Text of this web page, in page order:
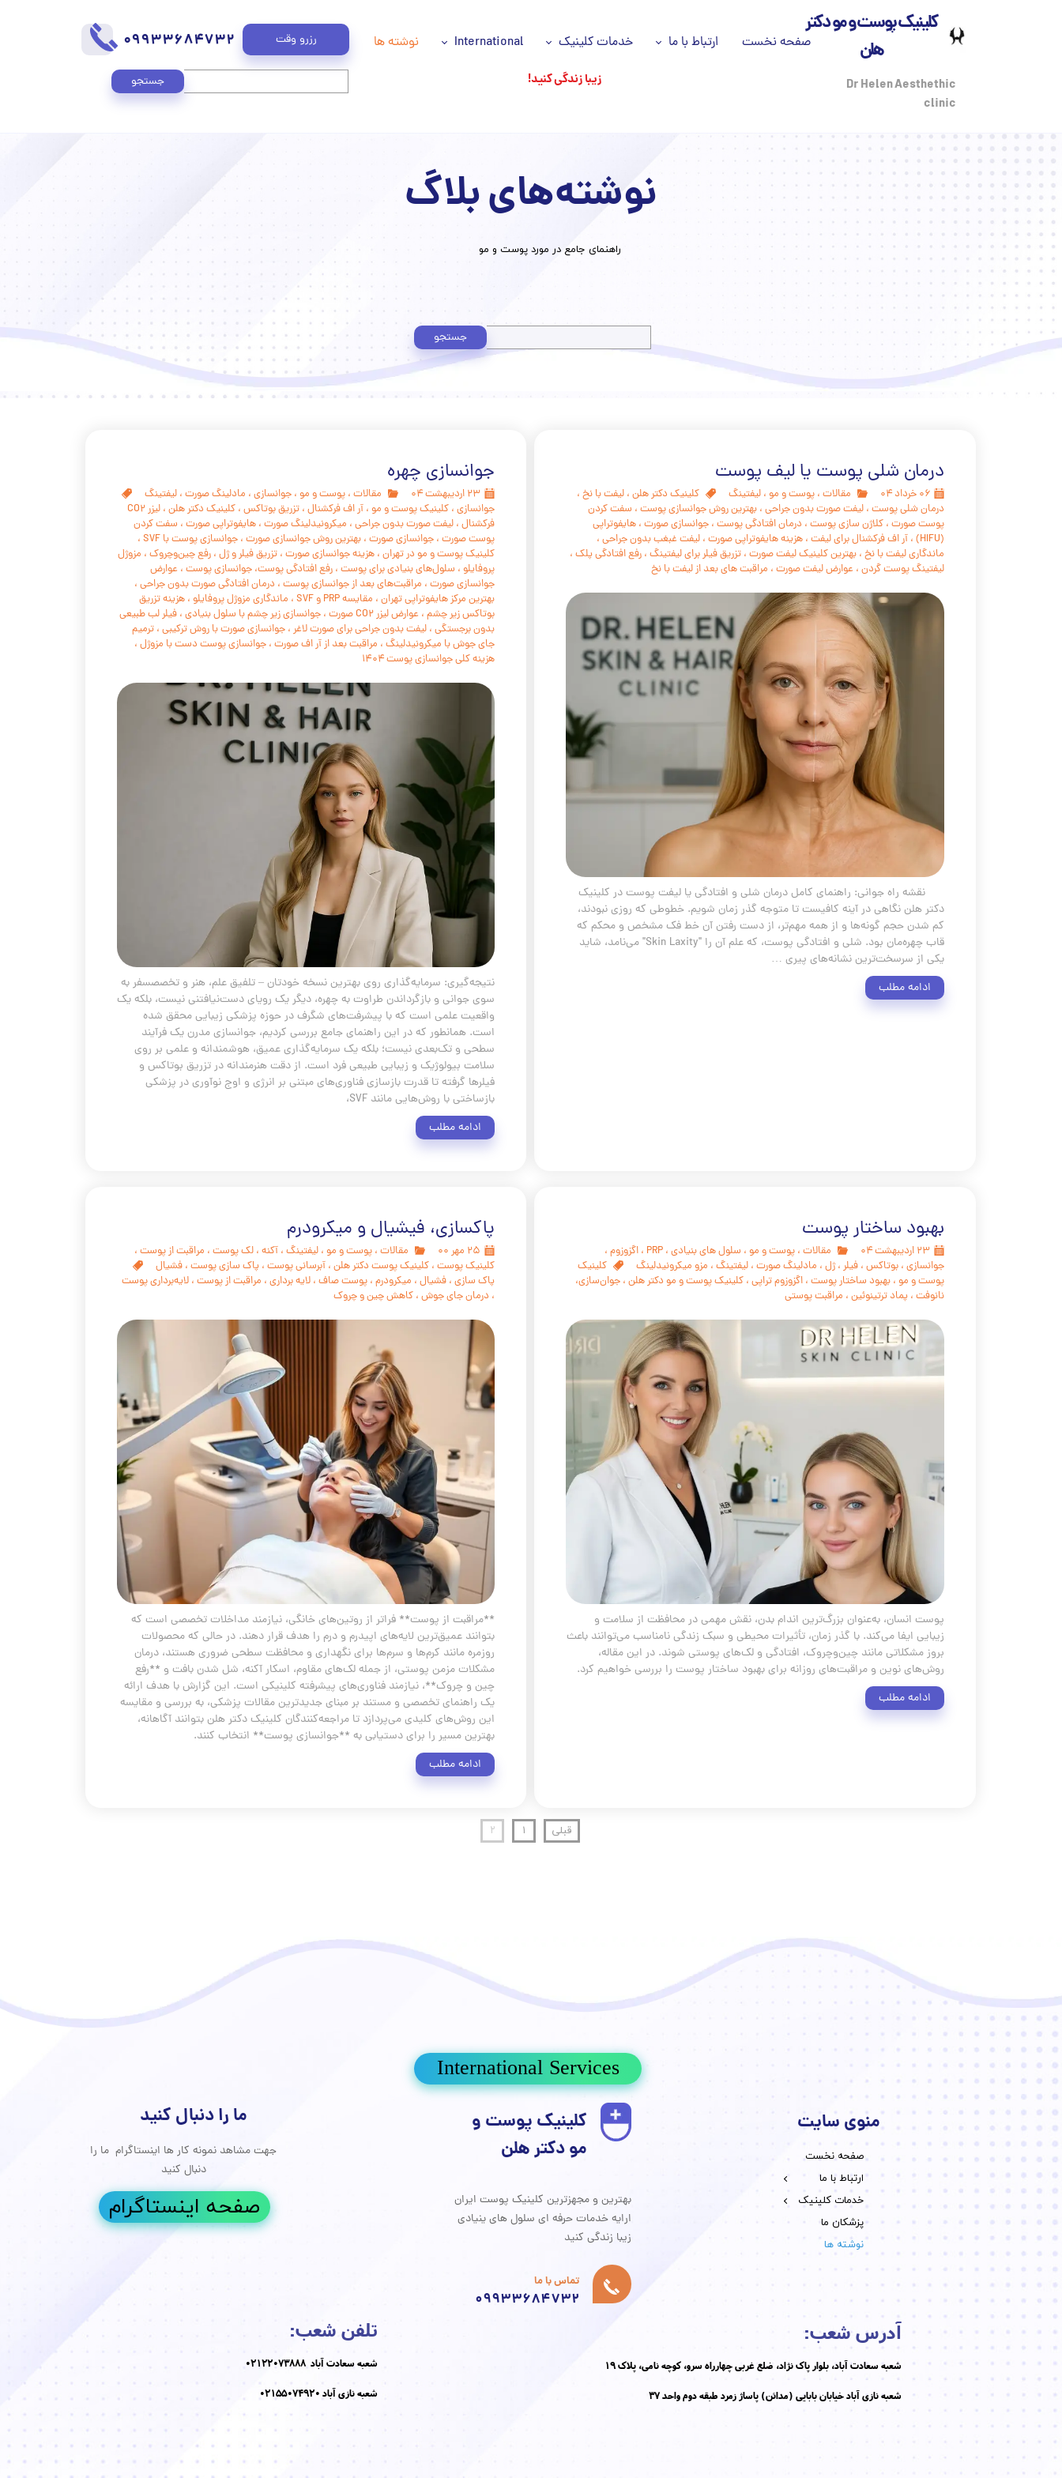
Dr Helen Aesthethic
clinic
کلینیک پوست و مو دکتر
هلن
رزرو وقت 09933684732 صفحه نخست ارتباط با ما خدمات کلینیک
خدمات ما
جوانسازی پوست
تزریقات زیبایی
پاکسازی تخصصی پوست
International نوشته ها
جستجو زیبا زندگی کنید!
نوشته‌های بلاگ
جستجو
​راهنمای جامع در مورد پوست و مو
درمان شلی پوست یا لیف پوست
۰۶ خرداد ۰۴ مقالات ،پوست و مو ،لیفتینگ کلینیک دکتر هلن ،لیفت با نخ ،
درمان شلی پوست ،لیفت صورت بدون جراحی ،بهترین روش جوانسازی پوست ، سفت کردن
پوست صورت ،کلاژن سازی پوست ، درمان افتادگی پوست ،جوانسازی صورت ،هایفوتراپی
(HIFU)
،آر اف فرکشنال برای لیفت ،هزینه هایفوتراپی صورت ،لیفت غبغب بدون جراحی ،
ماندگاری لیفت با نخ ،بهترین کلینیک لیفت صورت ،تزریق فیلر برای لیفتینگ ،رفع افتادگی پلک ،
لیفتینگ پوست گردن ، عوارض لیفت صورت ، مراقبت های بعد از لیفت با نخ
نقشه راه جوانی: راهنمای کامل درمان شلی و افتادگی یا لیفت پوست در کلینیک
دکتر هلن نگاهی در آینه کافیست تا متوجه گذر زمان شویم. خطوطی که روزی نبودند،
کم شدن حجم گونه‌ها و از همه مهم‌تر، از دست رفتن آن خط فک مشخص و محکم که
قاب چهره‌مان بود. شلی و افتادگی پوست، که علم آن را "Skin Laxity" می‌نامد، شاید
یکی از سرسخت‌ترین نشانه‌های پیری …
ادامه مطلب
جوانسازی چهره
۲۳ اردیبهشت ۰۴ مقالات ، پوست و مو ، جوانسازی ، مادلینگ صورت ، لیفتینگ
جوانسازی ، کلینیک پوست و مو ، آر اف فرکشنال ، تزریق بوتاکس ، کلینیک دکتر هلن ،
لیزر CO2
فرکشنال ، لیفت صورت بدون جراحی ، میکرونیدلینگ صورت ، هایفوتراپی صورت ، سفت کردن
پوست صورت ، جوانسازی صورت ، بهترین روش جوانسازی صورت ، جوانسازی پوست با SVF
،
کلینیک پوست و مو در تهران ، هزینه جوانسازی صورت ، تزریق فیلر و ژل ، رفع چین‌وچروک ، مزوژل
پروفایلو ، سلول‌های بنیادی برای پوست ، رفع افتادگی پوست، جوانسازی پوست ، عوارض
جوانسازی صورت ، مراقبت‌های بعد از جوانسازی پوست ، درمان افتادگی صورت بدون جراحی ،
بهترین مرکز هایفوتراپی تهران ، مقایسه PRP و SVF ، ماندگاری مزوژل پروفایلو ، هزینه تزریق
بوتاکس زیر چشم ، عوارض لیزر CO2 صورت ، جوانسازی زیر چشم با سلول بنیادی ، فیلر لب طبیعی
بدون برجستگی ، لیفت بدون جراحی برای صورت لاغر ، جوانسازی صورت با روش ترکیبی ، ترمیم
جای جوش با میکرونیدلینگ ، مراقبت بعد از آر اف صورت ، جوانسازی پوست دست با مزوژل ،
هزینه کلی جوانسازی پوست ۱۴۰۴
نتیجه‌گیری: سرمایه‌گذاری روی بهترین نسخه خودتان – تلفیق علم، هنر و تخصصسفر به
سوی جوانی و بازگرداندن طراوت به چهره، دیگر یک رویای دست‌نیافتنی نیست، بلکه یک
واقعیت علمی است که با پیشرفت‌های شگرف در حوزه پزشکی زیبایی محقق شده
است. همانطور که در این راهنمای جامع بررسی کردیم، جوانسازی مدرن یک فرآیند
سطحی و تک‌بعدی نیست؛ بلکه یک سرمایه‌گذاری عمیق، هوشمندانه و علمی بر روی
سلامت بیولوژیک و زیبایی طبیعی فرد است. از دقت هنرمندانه در تزریق بوتاکس و
فیلرها گرفته تا قدرت بازسازی فناوری‌های مبتنی بر انرژی و اوج نوآوری در پزشکی
بازساختی با روش‌هایی مانند SVF،
ادامه مطلب
بهبود ساختار پوست
۲۳ اردیبهشت ۰۴ مقالات ،پوست و مو ، سلول های بنیادی ،PRP ،اگزوزوم ،
جوانسازی ،بوتاکس ،فیلر ،ژل ، مادلینگ صورت ،لیفتینگ ، مزو میکرونیدلینگ
کلینیک
پوست و مو ،بهبود ساختار پوست ،اگزوزوم تراپی ،کلینیک پوست و مو دکتر هلن ،جوان‌سازی،
نانوفت ،پماد ترتینوئین ، مراقبت پوستی
پوست انسان، به‌عنوان بزرگ‌ترین اندام بدن، نقش مهمی در محافظت از سلامت و
زیبایی ایفا می‌کند. با گذر زمان، تأثیرات محیطی و سبک زندگی نامناسب می‌توانند باعث
بروز مشکلاتی مانند چین‌وچروک، افتادگی و لک‌های پوستی شوند. در این مقاله،
روش‌های نوین و مراقبت‌های روزانه برای بهبود ساختار پوست را بررسی خواهیم کرد.
ادامه مطلب
پاکسازی، فیشیال و میکرودرم
۲۵ مهر ۰۰ مقالات ، پوست و مو ، لیفتینگ ، آکنه ، لک پوست ، مراقبت از پوست ،
کلینیک پوست ، کلینیک پوست دکتر هلن ، آبرسانی پوست ، پاک سازی پوست ، فشیال
پاک سازی ، فشیال ، میکرودرم ، پوست صاف ، لایه برداری ، مراقبت از پوست ، لایه‌برداری پوست
، درمان جای جوش ، کاهش چین و چروک
**مراقبت از پوست** فراتر از روتین‌های خانگی، نیازمند مداخلات تخصصی است که
بتوانند عمیق‌ترین لایه‌های اپیدرم و درم را هدف قرار دهند. در حالی که محصولات
روزمره مانند کرم‌ها و سرم‌ها برای نگهداری و محافظت سطحی ضروری هستند، درمان
مشکلات مزمن پوستی، از جمله لک‌های مقاوم، اسکار آکنه، شل شدن بافت و **رفع
چین و چروک**، نیازمند فناوری‌های پیشرفته کلینیکی است. این گزارش با هدف ارائه
یک راهنمای تخصصی و مستند بر مبنای جدیدترین مقالات پزشکی، به بررسی و مقایسه
این روش‌های کلیدی می‌پردازد تا مراجعه‌کنندگان کلینیک دکتر هلن بتوانند آگاهانه،
بهترین مسیر را برای دستیابی به **جوانسازی پوست** انتخاب کنند.
ادامه مطلب
قبلی ۱ ۲
کلینیک پوست و
مو دکتر هلن
بهترین و مجهزترین کلینیک پوست ایران
ارایه خدمات حرفه ای سلول های ینیادی
​​​​​​​زیبا زندگی کنید
تماس با ما
09933684732
جهت مشاهد نمونه کار ها اینستاگرام ما را
دنبال کنید
ما را دنبال کنید
صفحه اینستاگرام
منوی سایت
صفحه نخست
ارتباط با ما
بیانیه حریم خصوصی
خدمات کلینیک
سلول های بنیادی
برداشتن خال و درمان لک و جوش
پزشکان ما
نوشته ها
آدرس شعب:
شعبه سعادت آباد، بلوار پاک نژاد، ضلع غربی چهارراه سرو، کوچه نامی، پلاک 19
شعبه نازی آباد خیابان بابایی (مدائن) پاساژ زمرد طبقه دوم واحد 37
تلفن شعب:
شعبه سعادت آباد 02122073888
شعبه نازی آباد 02155074920
International Services